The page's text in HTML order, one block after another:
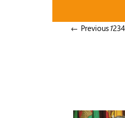
← Previous1234